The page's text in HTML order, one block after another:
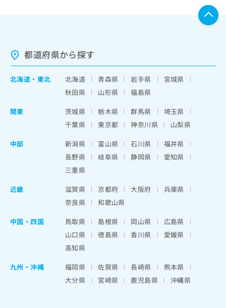
都道府県から探す
北海道 ・ 東北 北海道 青森県 岩手県
宮城県
秋田県
山形県
福島県
関東
茨城県 栃木県 群馬県
埼玉県
千葉県
東京都 神奈川県
山梨県
中部
新潟県 富山県 石川県
福井県
長野県
岐阜県 静岡県
愛知県
三重県
近畿
滋賀県 京都府 大阪府
兵庫県
奈良県
和歌山県
中国・四国
鳥取県 島根県 岡山県
広島県
山口県
徳島県 香川県
愛媛県
高知県
九州・沖縄
福岡県 佐賀県 長崎県
熊本県
大分県
宮崎県 鹿児島県 沖縄県